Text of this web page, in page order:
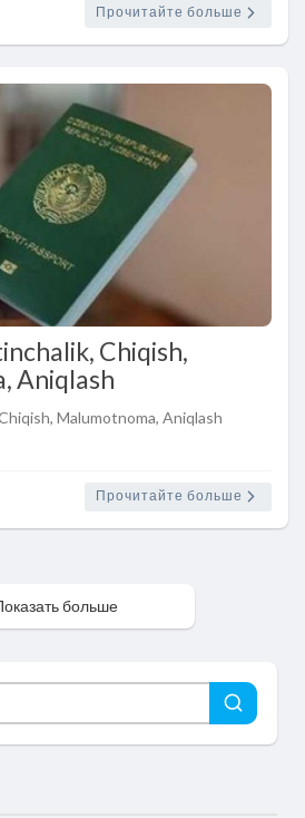
Прочитайте больше
Chiqish,
Aniqlash
Malumotnoma, Aniqlash
Прочитайте больше
больше